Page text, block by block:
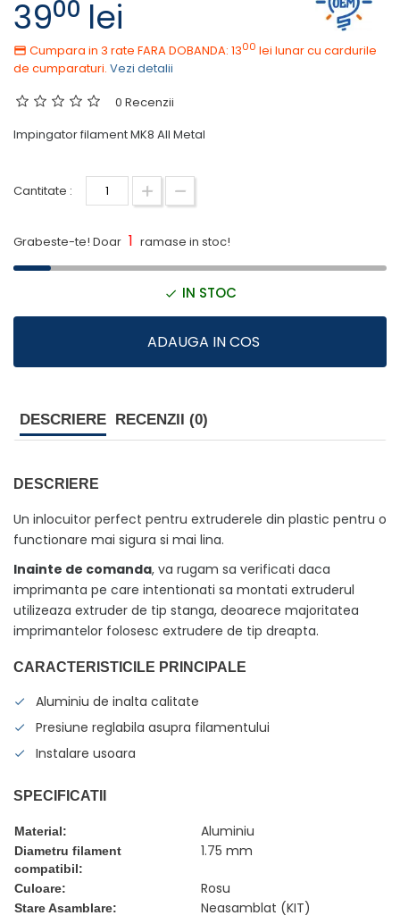
3900 lei
Cumpara in 3 rate FARA DOBANDA: 1300 lei lunar cu cardurile
de cumparaturi. Vezi detalii
0 Recenzii
Impingator filament MK8 All Metal
Cantitate :
Grabeste-te! Doar 1 ramase in stoc!
IN STOC
ADAUGA IN COS
DESCRIERE RECENZII (0)
DESCRIERE
Un inlocuitor perfect pentru extruderele din plastic pentru o
functionare mai sigura si mai lina.
Inainte de comanda, va rugam sa verificati daca
imprimanta pe care intentionati sa montati extruderul
utilizeaza extruder de tip stanga, deoarece majoritatea
imprimantelor folosesc extrudere de tip dreapta.
CARACTERISTICILE PRINCIPALE
Aluminiu de inalta calitate
Presiune reglabila asupra filamentului
Instalare usoara
SPECIFICATII
Material: Aluminiu
Diametru filament
compatibil:
1.75 mm
Culoare: Rosu
Stare Asamblare: Neasamblat (KIT)